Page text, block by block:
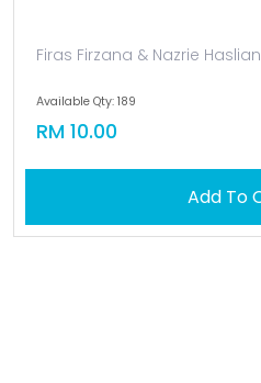
Firas Firzana & Nazrie
Available Qty: 189
RM 10.00
Add To